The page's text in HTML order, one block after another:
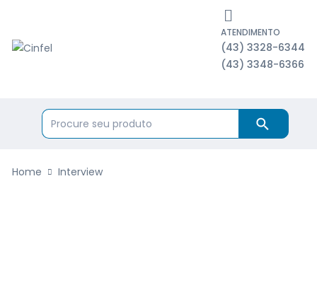
ATENDIMENTO
(43) 3328-6344
(43) 3348-6366
Home Interview